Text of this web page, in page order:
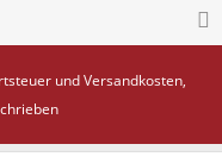
undVersandkosten,